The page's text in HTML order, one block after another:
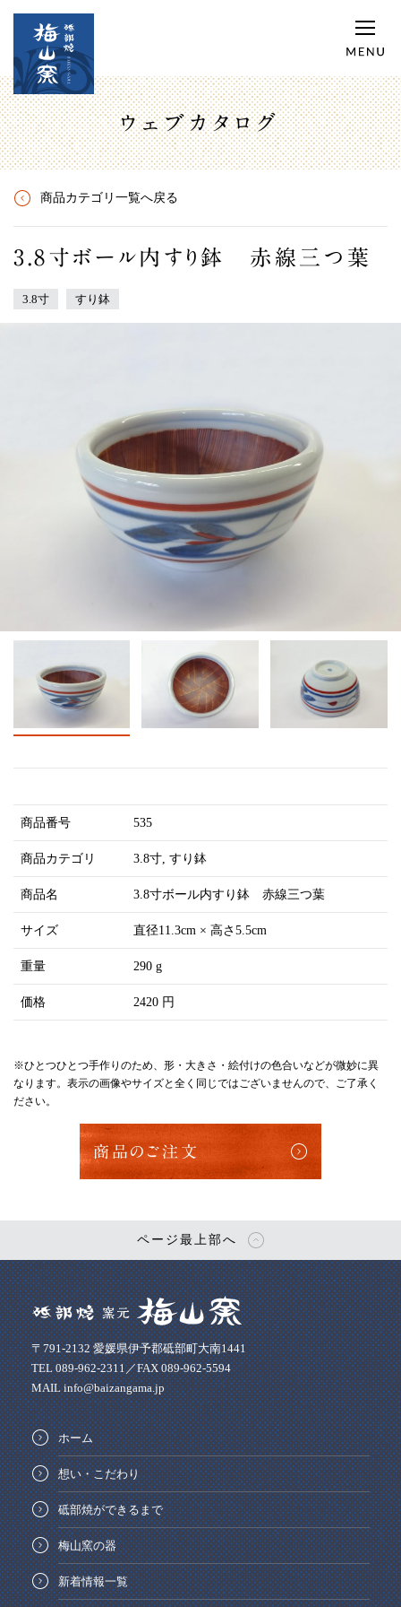
ウェブカタログ
商品カテゴリ一覧へ戻る
3.8寸ボール内すり鉢 赤線三つ葉
3.8寸 すり鉢
商品番号 535
商品カテゴリ 3.8寸 すり鉢
商品名 3.8寸ボール内すり鉢 赤線三つ葉
サイズ 直径11.3cm × 高さ5.5cm
重量 290 g
価格 2420 円
※ひとつひとつ手作りのため、形・大きさ・絵付けの色合いなどが微妙に異
なります。表示の画像やサイズと全く同じではございませんので、ご了承く
ださい。
商品のご注文
ページ最上部へ
〒791-2132 愛媛県伊予郡砥部町大南1441
TEL 089-962-2311／FAX 089-962-5594
MAIL info@baizangama.jp
ホーム
想い・こだわり
砥部焼ができるまで
梅山窯の器
新着情報一覧